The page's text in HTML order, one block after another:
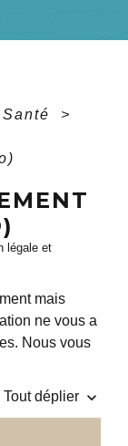
>
légale et
mais
ne vous a
Nous vous
Tout déplier keyboard_arrow_down